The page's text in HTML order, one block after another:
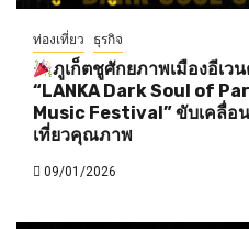
ท่องเที่ยว ธุรกิจ
ภูเก็ตชูศักยภาพเมืองอีเว
“LANKA Dark Soul of
Music Festival” ขับเคลื่อ
เที่ยวคุณภาพ
09/01/2026